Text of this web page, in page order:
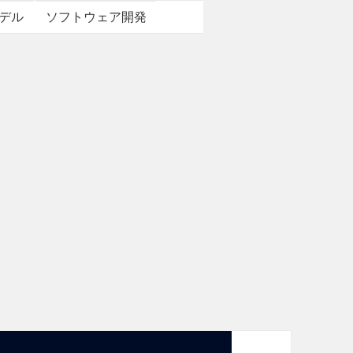
ル ソフトウェア開発